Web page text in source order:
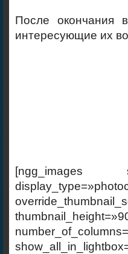
После окончания
интересующие их
[ngg_images